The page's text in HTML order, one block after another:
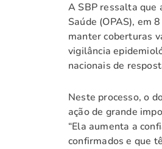
A SBP ressalta que
Saúde (OPAS), em
manter coberturas
vigilância
nacionais de
Neste processo, o
ação de grande
“Ela aumenta a
confirmados e que